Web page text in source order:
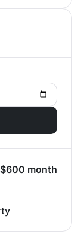
$600 month